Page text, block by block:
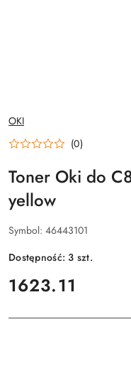
NAZWA
PRODUCENTA:
OKI
(0)
Toner Oki do
yellow
Symbol: 46443101
Dostępność:3 szt.
cena:
1623.11